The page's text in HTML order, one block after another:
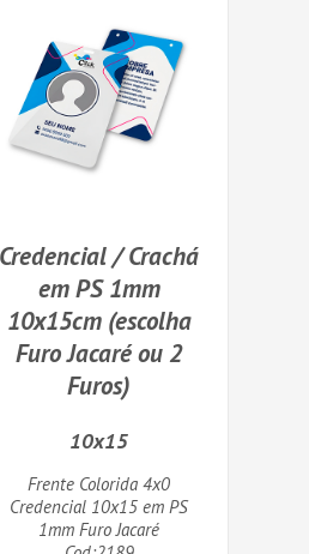
Credencial / Crachá
em PS 1mm
10x15cm (escolha
Furo Jacaré ou 2
Furos)
10x15
Frente Colorida 4x0
Credencial 10x15 em PS
1mm Furo Jacaré